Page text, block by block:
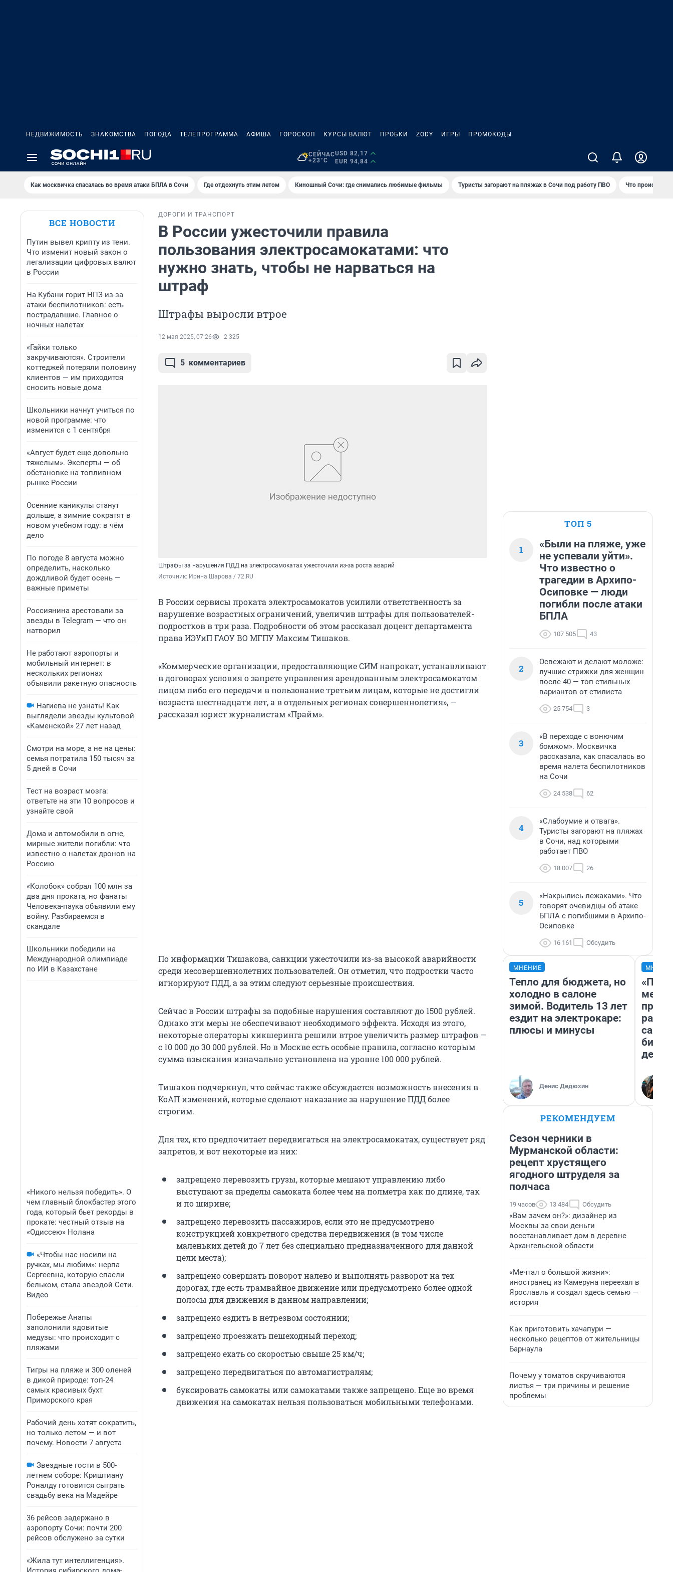
НЕДВИЖИМОСТЬ ЗНАКОМСТВА ПОГОДА ТЕЛЕПРОГРАММА АФИША ГОРОСКОП КУРСЫ ВАЛЮТ ПРОБКИ ZODY ИГРЫ ПРОМОКОДЫ
СЕЙЧАС
+23°C
USD 82,17
EUR 94,84
Как москвичка спасалась во время атаки БПЛА в Сочи Где отдохнуть этим летом Киношный Сочи: где снимались любимые фильмы Туристы загорают на пляжах в Сочи под работу ПВО Что происходит
ВСЕ НОВОСТИ
Путин вывел крипту из тени.
Что изменит новый закон о
легализации цифровых валют
в России
На Кубани горит НПЗ из-за
атаки беспилотников: есть
пострадавшие. Главное о
ночных налетах
«Гайки только
закручиваются». Строители
коттеджей потеряли половину
клиентов — им приходится
сносить новые дома
Школьники начнут учиться по
новой программе: что
изменится с 1 сентября
«Август будет еще довольно
тяжелым». Эксперты — об
обстановке на топливном
рынке России
Осенние каникулы станут
дольше, а зимние сократят в
новом учебном году: в чём
дело
По погоде 8 августа можно
определить, насколько
дождливой будет осень —
важные приметы
Россиянина арестовали за
звезды в Telegram — что он
натворил
Не работают аэропорты и
мобильный интернет: в
нескольких регионах
объявили ракетную опасность
Нагиева не узнать! Как
выглядели звезды культовой
«Каменской» 27 лет назад
Смотри на море, а не на цены:
семья потратила 150 тысяч за
5 дней в Сочи
Тест на возраст мозга:
ответьте на эти 10 вопросов и
узнайте свой
Дома и автомобили в огне,
мирные жители погибли: что
известно о налетах дронов на
Россию
«Колобок» собрал 100 млн за
два дня проката, но фанаты
Человека-паука объявили ему
войну. Разбираемся в
скандале
Школьники победили на
Международной олимпиаде
по ИИ в Казахстане
«Никого нельзя победить». О
чем главный блокбастер этого
года, который бьет рекорды в
прокате: честный отзыв на
«Одиссею» Нолана
«Чтобы нас носили на
ручках, мы любим»: нерпа
Сергеевна, которую спасли
бельком, стала звездой Сети.
Видео
Побережье Анапы
заполонили ядовитые
медузы: что происходит с
пляжами
Тигры на пляже и 300 оленей
в дикой природе: топ-24
самых красивых бухт
Приморского края
Рабочий день хотят сократить,
но только летом — и вот
почему. Новости 7 августа
Звездные гости в 500-
летнем соборе: Криштиану
Роналду готовится сыграть
свадьбу века на Мадейре
36 рейсов задержано в
аэропорту Сочи: почти 200
рейсов обслужено за сутки
«Жила тут интеллигенция».
ДОРОГИ И ТРАНСПОРТ
В России ужесточили правила
пользования электросамокатами: что
нужно знать, чтобы не нарваться на
штраф
Штрафы выросли втрое
12 мая 2025, 07:26 2 325
5 комментариев
Штрафы за нарушения ПДД на электросамокатах ужесточили из-за роста аварий
Источник: Ирина Шарова / 72.RU
В России сервисы проката электросамокатов усилили ответственность за
нарушение возрастных ограничений, увеличив штрафы для пользователей-
подростков в три раза. Подробности об этом рассказал доцент департамента
права ИЭУиП ГАОУ ВО МГПУ Максим Тишаков.
«Коммерческие организации, предоставляющие СИМ напрокат, устанавливают
в договорах условия о запрете управления арендованным электросамокатом
лицом либо его передачи в пользование третьим лицам, которые не достигли
возраста шестнадцати лет, а в отдельных регионах совершеннолетия», —
рассказал юрист журналистам «Прайм».
По информации Тишакова, санкции ужесточили из-за высокой аварийности
среди несовершеннолетних пользователей. Он отметил, что подростки часто
игнорируют ПДД, а за этим следуют серьезные происшествия.
Сейчас в России штрафы за подобные нарушения составляют до 1500 рублей.
Однако эти меры не обеспечивают необходимого эффекта. Исходя из этого,
некоторые операторы кикшеринга решили втрое увеличить размер штрафов —
с 10 000 до 30 000 рублей. Но в Москве есть особые правила, согласно которым
сумма взыскания изначально установлена на уровне 100 000 рублей.
Тишаков подчеркнул, что сейчас также обсуждается возможность внесения в
КоАП изменений, которые сделают наказание за нарушение ПДД более
строгим.
Для тех, кто предпочитает передвигаться на электросамокатах, существует ряд
запретов, и вот некоторые из них:
запрещено перевозить грузы, которые мешают управлению либо
выступают за пределы самоката более чем на полметра как по длине, так
и по ширине;
запрещено перевозить пассажиров, если это не предусмотрено
конструкцией конкретного средства передвижения (в том числе
маленьких детей до 7 лет без специально предназначенного для данной
цели места);
запрещено совершать поворот налево и выполнять разворот на тех
дорогах, где есть трамвайное движение или предусмотрено более одной
полосы для движения в данном направлении;
запрещено ездить в нетрезвом состоянии;
запрещено проезжать пешеходный переход;
запрещено ехать со скоростью свыше 25 км/ч;
запрещено передвигаться по автомагистралям;
буксировать самокаты или самокатами также запрещено. Еще во время
движения на самокатах нельзя пользоваться мобильными телефонами.
ТОП 5
1
«Были на пляже, уже
не успевали уйти».
Что известно о
трагедии в Архипо-
Осиповке — люди
погибли после атаки
БПЛА
107 505 43
2
Освежают и делают моложе:
лучшие стрижки для женщин
после 40 — топ стильных
вариантов от стилиста
25 754 3
3
«В переходе с вонючим
бомжом». Москвичка
рассказала, как спасалась во
время налета беспилотников
на Сочи
24 538 62
4
«Слабоумие и отвага».
Туристы загорают на пляжах
в Сочи, над которыми
работает ПВО
18 007 26
5
«Накрылись лежаками». Что
говорят очевидцы об атаке
БПЛА с погибшими в Архипо-
Осиповке
16 161 Обсудить
МНЕНИЕ
Тепло для бюджета, но
холодно в салоне
зимой. Водитель 13 лет
ездит на электрокаре:
плюсы и минусы
Денис Дедюхин
РЕКОМЕНДУЕМ
Сезон черники в
Мурманской области:
рецепт хрустящего
ягодного штруделя за
полчаса
19 часов 13 484 Обсудить
«Вам зачем он?»: дизайнер из
Москвы за свои деньги
восстанавливает дом в деревне
Архангельской области
«Мечтал о большой жизни»:
иностранец из Камеруна переехал в
Ярославль и создал здесь семью —
история
Как приготовить хачапури —
несколько рецептов от жительницы
Барнаула
Почему у томатов скручиваются
листья — три причины и решение
проблемы